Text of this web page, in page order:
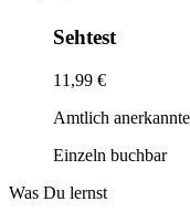
Sehtest
11,99 €
Amtlich
Einzeln buchbar
Was Du lernst